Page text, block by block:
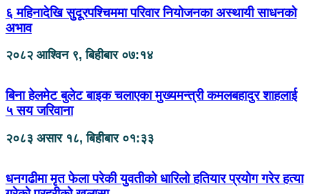
६ महिनादेखि सुदूरपश्चिममा परिवार नियोजनका अस्थायी साधनको
अभाव
२०८२ आश्विन ९, बिहीबार ०७:१४
बिना हेलमेट बुलेट बाइक चलाएका मुख्यमन्त्री कमलबहादुर शाहलाई
५ सय जरिवाना
२०८३ असार १८, बिहीबार ०१:३३
धनगढीमा मृत फेला परेकी युवतीको धारिलो हतियार प्रयोग गरेर हत्या